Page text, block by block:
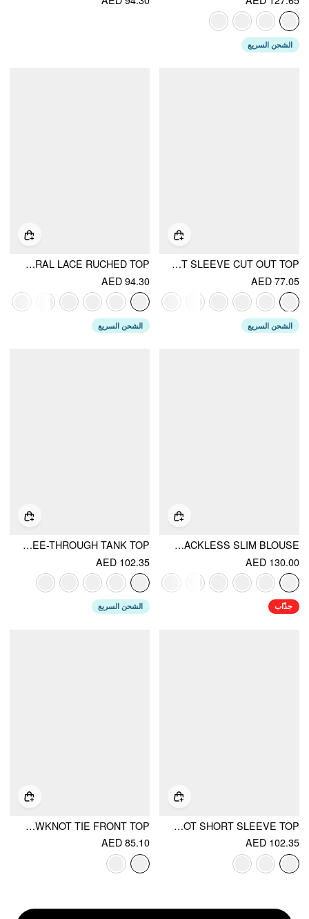
الشحن السريع
MANDARIN COLLAR SHORT SLEEVE CUT OUT TOP
AED 77.05
الشحن السريع
ASYMMETRICAL NECK FLORAL LACE RUCHED TOP
AED 94.30
الشحن السريع
STAND COLLAR SHORT SLEEVE TIE FRONT CUT OUT BACKLESS SLIM BLOUSE
AED 130.00
جذّاب
LACE MANDARIN COLLAR FLORAL SEE-THROUGH TANK TOP
AED 102.35
الشحن السريع
FLORAL LACE STAND COLLAR CUT OUT BOWKNOT SHORT SLEEVE TOP
AED 102.35
FLORAL LACE ROUND NECKLINE BOWKNOT TIE FRONT TOP
AED 85.10